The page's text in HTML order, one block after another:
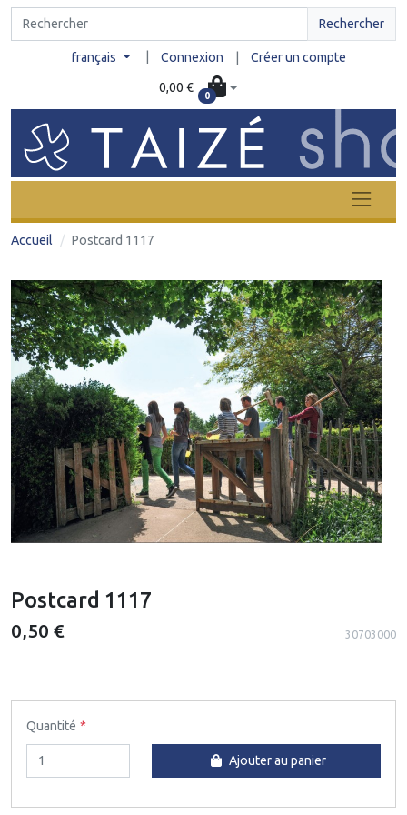
Rechercher
français Connexion Créer un compte
0,00 €
0
Accueil Postcard 1117
Postcard 1117
0,50 € 30703000
Quantité
Ajouter au panier